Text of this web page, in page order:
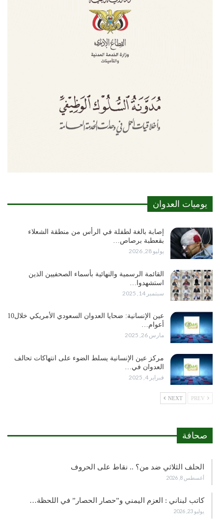
يوميات العدوان
إصابة بالغة لطفلة في الرأس من منطقة الشعلاء
بقعطبة برصاص…
يوليو 28, 2026
القائمة الرسمية والنهائية بأسماء الصحفيين الذين
استشهدوا…
سبتمبر 14, 2025
عين الإنسانية: ضحايا العدوان السعودي الأمريكي خلال10
أعوام…
مارس 26, 2025
مركز عين الإنسانية يسلط الضوء على انتهاكات تحالف
العدوان في…
فبراير 4, 2025
NEXT
صحافة
الحلف الثلاثي ضد من؟ .. نقاط على الحروف
أغسطس 8, 2026
كاتب لبناني : العزم اليمني و”حصار الحصار” في اللحظة…
يوليو 23, 2026